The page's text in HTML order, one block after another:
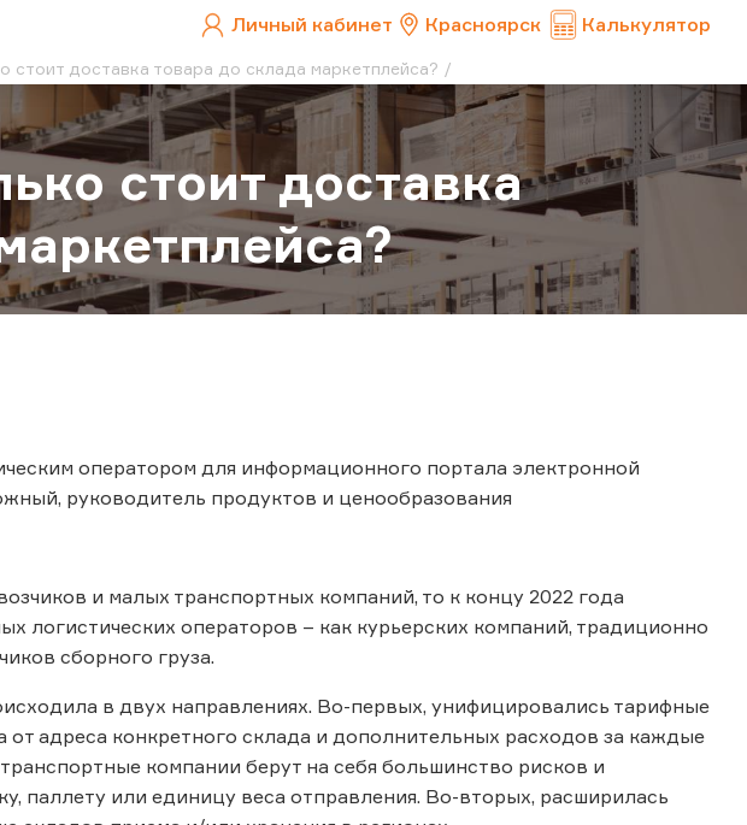
Личный кабинет Красноярск Калькулятор
стоит доставка товара до склада маркетплейса?
стоит доставка
оператором для информационного портала электронной
руководитель продуктов и ценообразования
и малых транспортных компаний, то к концу 2022 года
логистических операторов – как курьерских компаний, традиционно
сборного груза.
в двух направлениях. Во-первых, унифицировались тарифные
адреса конкретного склада и дополнительных расходов за каждые
компании берут на себя большинство рисков и
паллету или единицу веса отправления. Во-вторых, расширилась